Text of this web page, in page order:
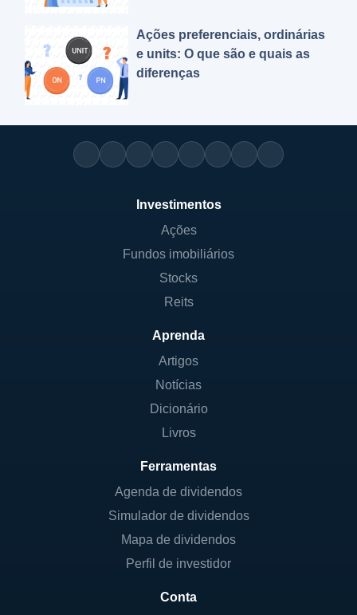
Ações preferenciais, ordinárias
e units: O que são e quais as
diferenças
Investimentos
Ações
Fundos imobiliários
Stocks
Reits
Aprenda
Artigos
Notícias
Dicionário
Livros
Ferramentas
Agenda de dividendos
Simulador de dividendos
Mapa de dividendos
Perfil de investidor
Conta